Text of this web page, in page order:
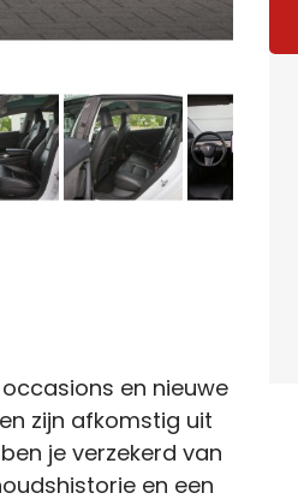
en nieuwe
zijn afkomstig uit
je verzekerd van
en een